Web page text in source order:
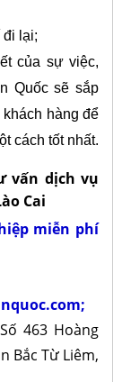
đi lại;
của sự việc,
Quốc sẽ sắp
hàng để
cách tốt nhất.
vấn dịch vụ
Cai
miễn phí
;
463 Hoàng
Bắc Từ Liêm,